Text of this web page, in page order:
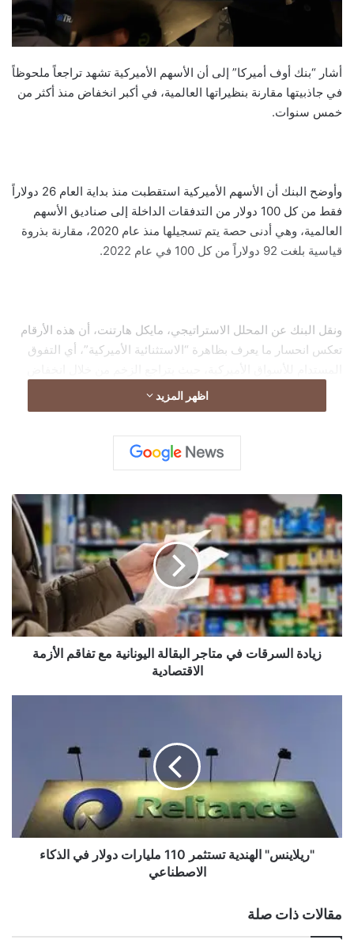
أشار “بنك أوف أميركا” إلى أن الأسهم الأميركية تشهد تراجعاً ملحوظاً
في جاذبيتها مقارنة بنظيراتها العالمية، في أكبر انخفاض منذ أكثر من
خمس سنوات.
وأوضح البنك أن الأسهم الأميركية استقطبت منذ بداية العام 26 دولاراً
فقط من كل 100 دولار من التدفقات الداخلة إلى صناديق الأسهم
العالمية، وهي أدنى حصة يتم تسجيلها منذ عام 2020، مقارنة بذروة
قياسية بلغت 92 دولاراً من كل 100 في عام 2022.
ونقل البنك عن المحلل الاستراتيجي، مايكل هارتنت، أن هذه الأرقام
تعكس انحسار ما يعرف بظاهرة “الاستثنائية الأميركية”، أي التفوق
التدفقات النسبية إلى الأصول الأميركية وليس عبر تسجيل تخارجات
واسعة النطاق.
اظهر المزيد
السرقات
في
متاجر
البقالة
اليونانية
مع
تفاقم
الأزمة
الاقتصادية
زيادة السرقات في متاجر البقالة اليونانية مع تفاقم الأزمة
الاقتصادية
الذكاء
الاصطناعي
"ريلاينس" الهندية تستثمر 110 مليارات دولار في الذكاء
الاصطناعي
مقالات ذات صلة